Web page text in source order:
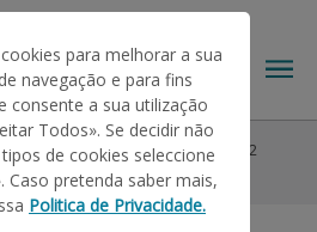
Made Calendar
Campanha 2022
para melhorar a sua
navegação e para fins
consente a sua utilização
Todos». Se decidir não
de cookies seleccione
Caso pretenda saber mais,
Politica de Privacidade.